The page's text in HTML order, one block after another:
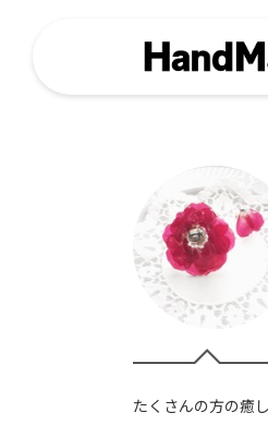
たくさんの方の癒